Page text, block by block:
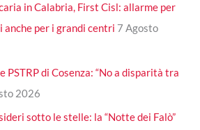
in Calabria, First Cisl: allarme per
per i grandi centri 7 Agosto
PSTRP di Cosenza: “No a disparità tra
2026
sotto le stelle: la “Notte dei Falò”